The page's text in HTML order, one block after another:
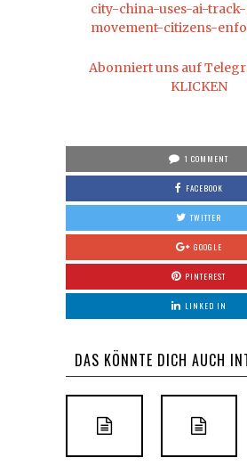
city-china-uses-ai-
movement-citizens-
Abonniert uns auf
KLICKEN
1 COMMENT
FACEBOOK
TWITTER
GOOGLE
PINTEREST
LINKED IN
DAS KÖNNTE DICH AUCH